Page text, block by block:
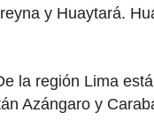
y Huaytará.
la región Lima
Azángaro y